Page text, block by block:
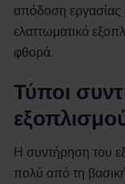
απόδοση εργασίας
ελαττωματικό
φθορά.
Τύποι
Η συντήρηση του
πολύ από τη